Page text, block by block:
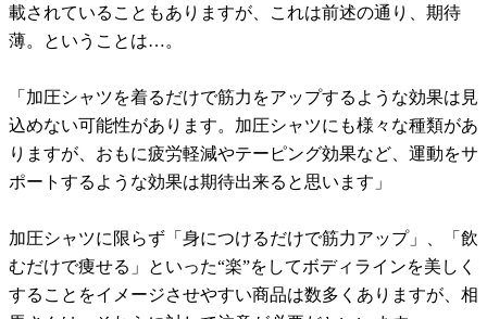
載されていることもありますが、これは前述の通り、期待
薄。ということは…。
「加圧シャツを着るだけで筋力をアップするような効果は見
込めない可能性があります。加圧シャツにも様々な種類があ
りますが、おもに疲労軽減やテーピング効果など、運動をサ
ポートするような効果は期待出来ると思います」
加圧シャツに限らず「身につけるだけで筋力アップ」、「飲
むだけで痩せる」といった“楽”をしてボディラインを美しく
することをイメージさせやすい商品は数多くありますが、相